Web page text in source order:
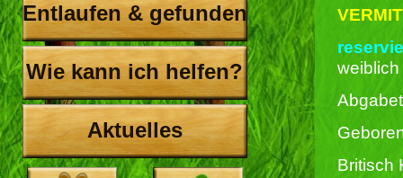
Entlaufen & gefunden
Wie kann ich helfen?
Aktuelles
weiblich
Britisch